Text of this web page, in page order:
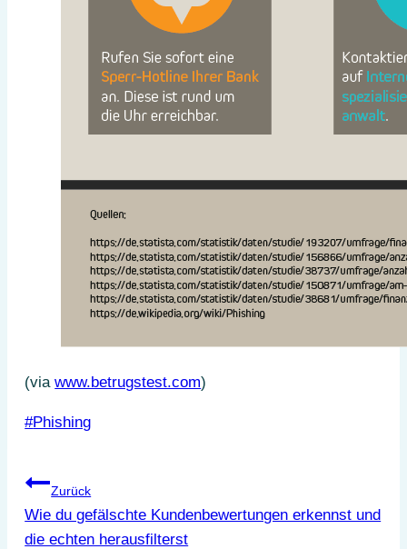
(viawww.betrugstest.com)
Schlagworte:
#Phishing
Beitragsnavigation
Zurück
Wie du gefälschte Kundenbewertungen erkennst und
die echten herausfilterst